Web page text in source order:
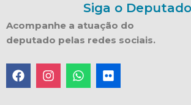
Siga o Deputado
Acompanhe a atuação do
deputado pelas redes sociais.
F
a
I
n
W
h
F
l